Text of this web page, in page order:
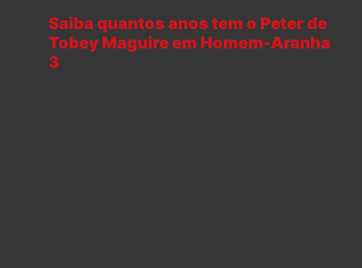
Saiba quantos anos tem o Peter de
Tobey Maguire em Homem-Aranha
3